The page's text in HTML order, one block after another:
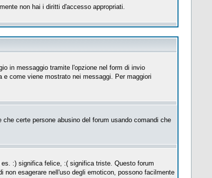
non hai i diritti d'accesso appropriati.
in messaggio tramite l'opzione nel form di invio
come viene mostrato nei messaggi. Per maggiori
certe persone abusino del forum usando comandi che
:) significa felice, :( significa triste. Questo forum
esagerare nell'uso degli emoticon, possono facilmente